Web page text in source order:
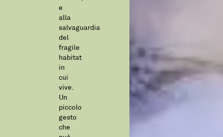
e
alla
salvaguardia
del
fragile
habitat
in
cui
vive.
Un
piccolo
gesto
che